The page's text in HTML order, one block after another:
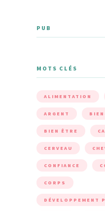
PUB
MOTS CLÉS
ALIMENTATION
ARGENT
BIEN ÊTRE
CERVEAU
CONFIANCE
CORPS
DÉVELOPPEMENT